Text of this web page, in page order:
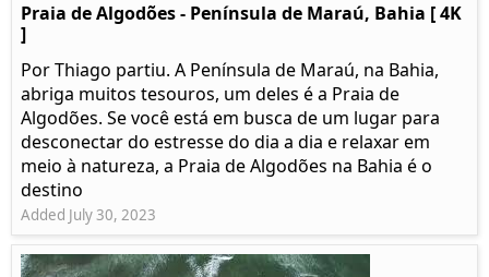
Praia de Algodões - Península de Maraú, Bahia [ 4K
]
Por Thiago partiu. A Península de Maraú, na Bahia,
abriga muitos tesouros, um deles é a Praia de
Algodões. Se você está em busca de um lugar para
desconectar do estresse do dia a dia e relaxar em
meio à natureza, a Praia de Algodões na Bahia é o
destino
Added July 30, 2023